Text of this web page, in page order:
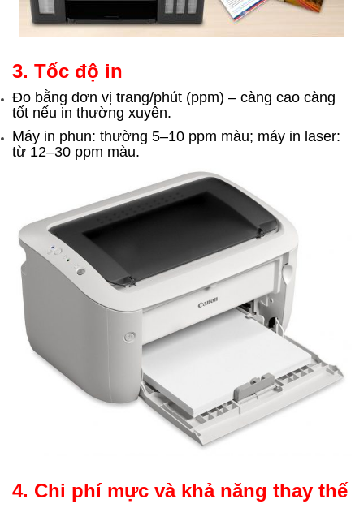
3. Tốc độ in
Đo bằng đơn vị trang/phút (ppm) – càng cao càng
tốt nếu in thường xuyên.
Máy in phun: thường 5–10 ppm màu; máy in laser:
từ 12–30 ppm màu.
4. Chi phí mực và khả năng thay thế